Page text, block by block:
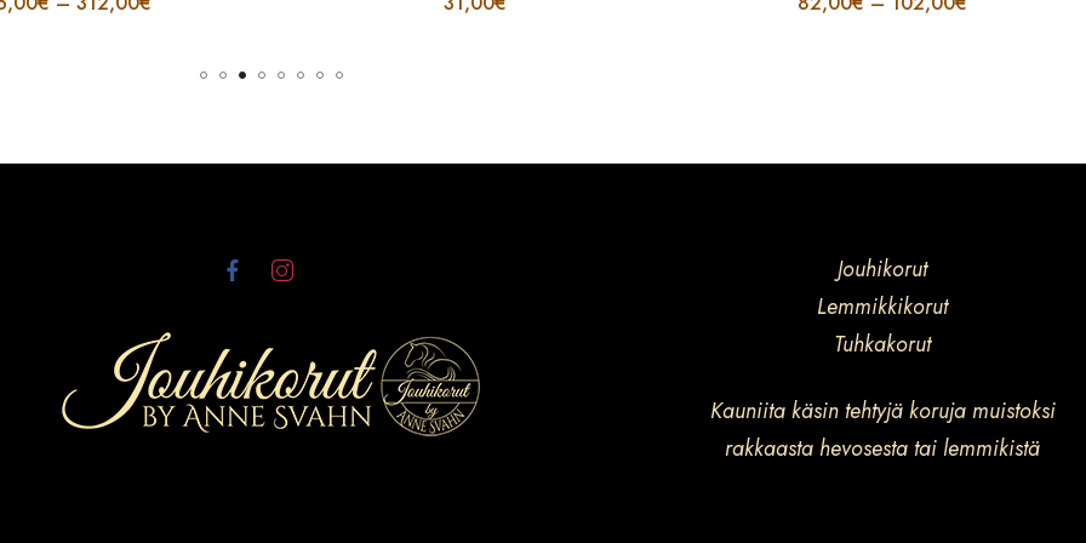
Jouhikorut
Lemmikkikorut
Tuhkakorut
Kauniita käsin tehtyjä koruja muistoksi
rakkaasta hevosesta tai lemmikistä